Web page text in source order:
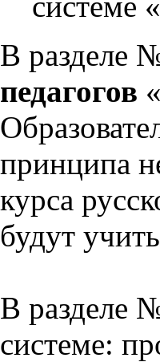
В разделе
педагогов
принципа
курса
будут
В разделе
системе: